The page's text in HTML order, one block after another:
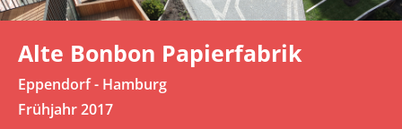
Alte Bonbon Papierfabrik
Eppendorf - Hamburg
Frühjahr 2017